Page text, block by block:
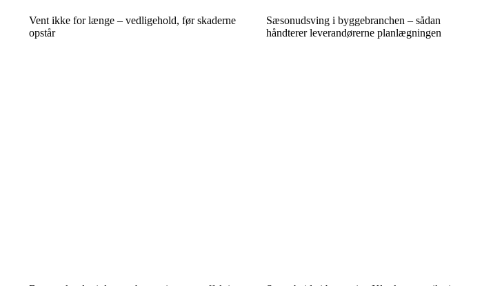
Vent ikke for længe – vedligehold, før skaderne
opstår
Sæsonudsving i byggebranchen – sådan
håndterer leverandørerne planlægningen